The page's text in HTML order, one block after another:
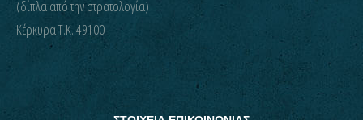
(δίπλα από την στρατολογία)
Kέρκυρα Τ.Κ. 49100